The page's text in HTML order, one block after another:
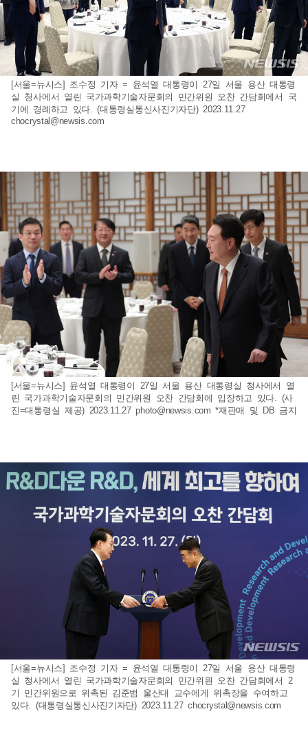
[서울=뉴시스] 조수정 기자 = 윤석열 대통령이 27일 서울 용산 대통령
실 청사에서 열린 국가과학기술자문회의 민간위원 오찬 간담회에서 국
기에 경례하고 있다. (대통령실통신사진기자단) 2023.11.27
chocrystal@newsis.com
[서울=뉴시스] 윤석열 대통령이 27일 서울 용산 대통령실 청사에서 열
린 국가과학기술자문회의 민간위원 오찬 간담회에 입장하고 있다. (사
진=대통령실 제공) 2023.11.27photo@newsis.com *재판매 및 DB 금지
[서울=뉴시스] 조수정 기자 = 윤석열 대통령이 27일 서울 용산 대통령
실 청사에서 열린 국가과학기술자문회의 민간위원 오찬 간담회에서 2
기 민간위원으로 위촉된 김준범 울산대 교수에게 위촉장을 수여하고
있다. (대통령실통신사진기자단) 2023.11.27chocrystal@newsis.com